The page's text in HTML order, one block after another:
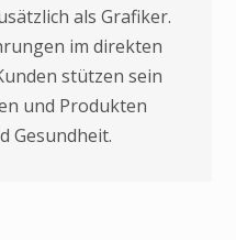
als Grafiker.
im direkten
stützen sein
und Produkten
Gesundheit.